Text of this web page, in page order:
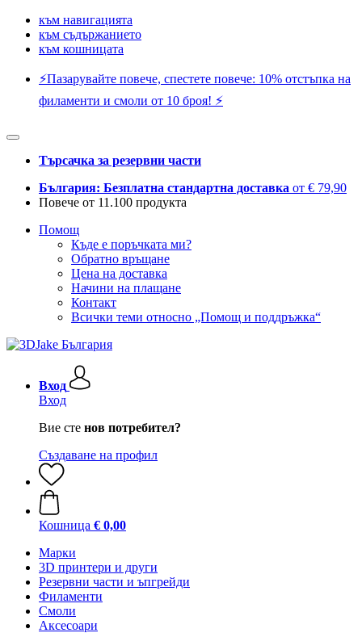
към навигацията
към съдържанието
към кошницата
⚡️Пазарувайте повече, спестете повече: 10% отстъпка на
филаменти и смоли от 10 броя! ⚡️
Търсачка за резервни части
България: Безплатна стандартна доставка от € 79,90
Повече от 11.100 продукта
Помощ
Къде е поръчката ми?
Обратно връщане
Цена на доставка
Начини на плащане
Контакт
Всички теми относно „Помощ и поддръжка“
Вход
Вход
Вие сте нов потребител?
Създаване на профил
Кошница € 0,00
Mарки
3D принтери и други
Резервни части и ъпгрейди
Филаменти
Смоли
Аксесоари